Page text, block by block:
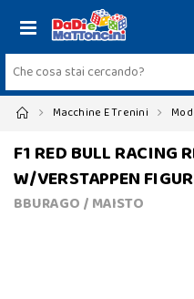
Macchine E Trenini
F1 RED BULL RACING
W/VERSTAPPEN
BBURAGO / MAISTO